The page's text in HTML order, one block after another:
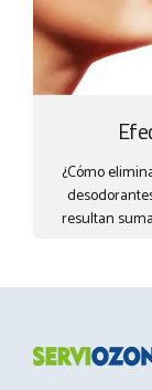
¿Cómo
resultan
bacterias…)
tal y
eliminada la